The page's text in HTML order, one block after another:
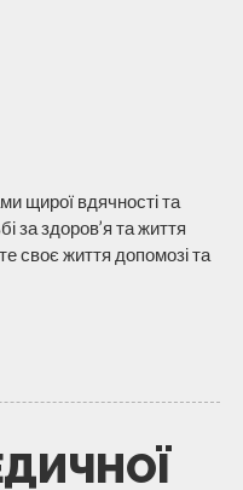
щирої вдячності та
за здоров’я та життя
своє життя допомозі та